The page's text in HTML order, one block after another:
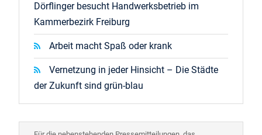
Dörflinger besucht Handwerksbetrieb im
Kammerbezirk Freiburg
Arbeit macht Spaß oder krank
Vernetzung in jeder Hinsicht – Die Städte
der Zukunft sind grün-blau